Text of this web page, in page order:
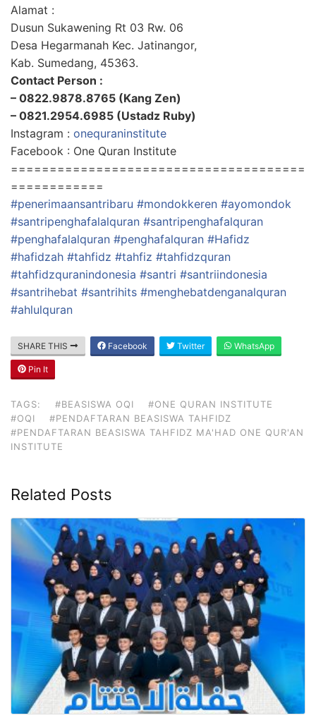
Alamat :
Dusun Sukawening Rt 03 Rw. 06
Desa Hegarmanah Kec. Jatinangor,
Kab. Sumedang, 45363.
Contact Person :
– 0822.9878.8765 (Kang Zen)
– 0821.2954.6985 (Ustadz Ruby)
Instagram : onequraninstitute
Facebook : One Quran Institute
======================================
============
#penerimaansantribaru #mondokkeren #ayomondok
#santripenghafalalquran #santripenghafalquran
#penghafalalquran #penghafalquran #Hafidz
#hafidzah #tahfidz #tahfiz #tahfidzquran
#tahfidzquranindonesia #santri #santriindonesia
#santrihebat #santrihits #menghebatdenganalquran
#ahlulquran
SHARE THIS Facebook Twitter WhatsApp
Pin It
TAGS: #BEASISWA OQI
#ONE QURAN INSTITUTE
#OQI
#PENDAFTARAN BEASISWA TAHFIDZ
#PENDAFTARAN BEASISWA TAHFIDZ MA'HAD ONE QUR'AN
INSTITUTE
Related Posts